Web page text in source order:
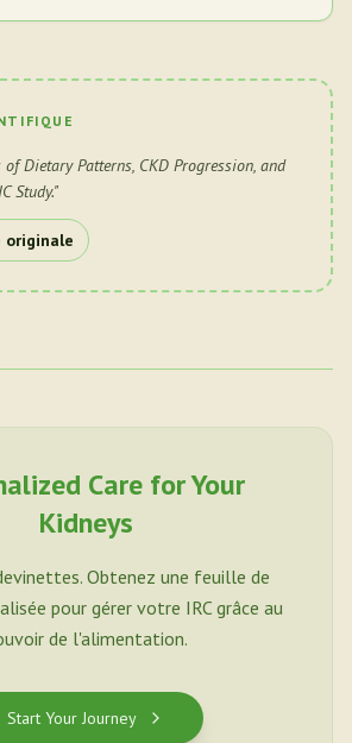
Dietary Patterns, CKD Progression, and
Study."
originale
Care for Your
Kidneys
Obtenez une feuille de
pour gérer votre IRC grâce au
de l'alimentation.
Start Your Journey